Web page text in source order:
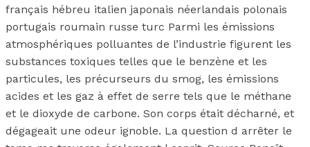
français hébreu italien japonais néerlandais polonais
portugais roumain russe turc Parmi les émissions
atmosphériques polluantes de l’industrie figurent les
substances toxiques telles que le benzène et les
particules, les précurseurs du smog, les émissions
acides et les gaz à effet de serre tels que le méthane
et le dioxyde de carbone. Son corps était décharné, et
dégageait une odeur ignoble. La question d arrêter le